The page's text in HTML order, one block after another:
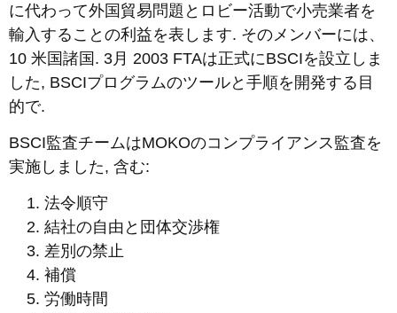
に代わって外国貿易問題とロ​​ビー活動で小売業者を
輸入することの利益を表します. そのメンバーには、
10 米国諸国. 3月 2003 FTAは正式にBSCIを設立しま
した, BSCIプログラムのツールと手順を開発する目
的で.
BSCI監査チームはMOKOのコンプライアンス監査を
実施しました, 含む:
法令順守
結社の自由と団体交渉権
差別の禁止
補償
労働時間